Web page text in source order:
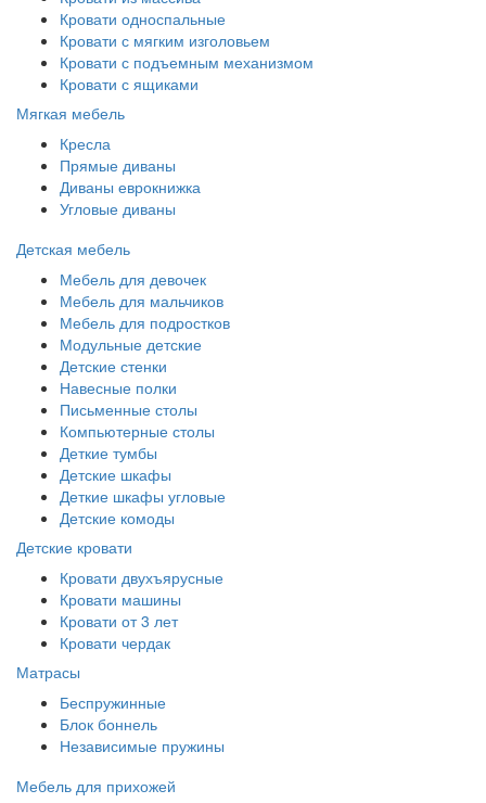
Кровати односпальные
Кровати с мягким изголовьем
Кровати с подъемным механизмом
Кровати с ящиками
Мягкая мебель
Кресла
Прямые диваны
Диваны еврокнижка
Угловые диваны
Детская мебель
Мебель для девочек
Мебель для мальчиков
Мебель для подростков
Модульные детские
Детские стенки
Навесные полки
Письменные столы
Компьютерные столы
Деткие тумбы
Детские шкафы
Деткие шкафы угловые
Детские комоды
Детские кровати
Кровати двухъярусные
Кровати машины
Кровати от 3 лет
Кровати чердак
Матрасы
Беспружинные
Блок боннель
Независимые пружины
Мебель для прихожей